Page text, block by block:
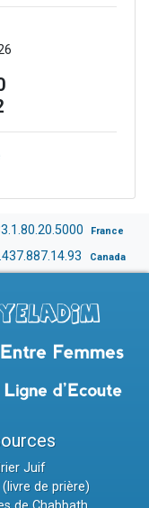
France
Canada
Juif
de prière)